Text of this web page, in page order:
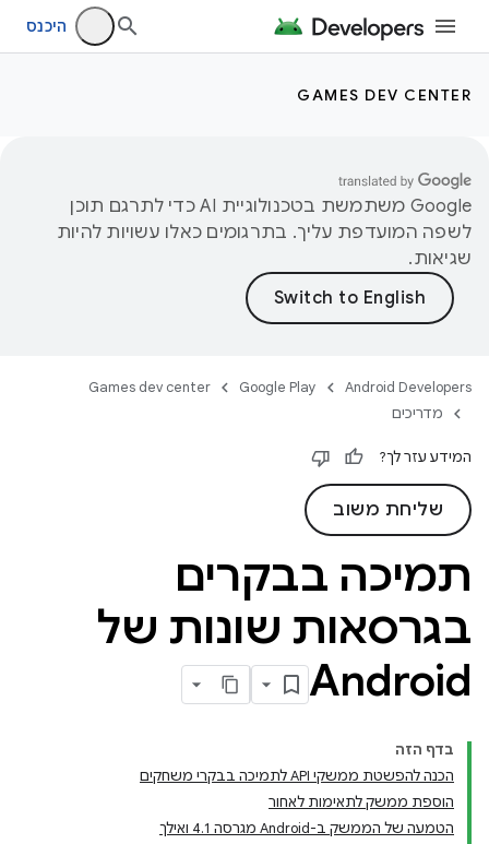
היכנס
GAMES DEV CENTER
‫Google משתמשת בטכנולוגיית AI כדי לתרגם תוכן
לשפה המועדפת עליך. בתרגומים כאלו עשויות להיות
שגיאות.
Android Developers
Google Play
Games dev center
מדריכים
המידע עזר לך?
שליחת משוב
תמיכה בבקרים
בגרסאות שונות של
Android
בדף הזה
הכנה להפשטת ממשקי API לתמיכה בבקרי משחקים
הוספת ממשק לתאימות לאחור
הטמעה של הממשק ב-Android מגרסה 4.1 ואילך